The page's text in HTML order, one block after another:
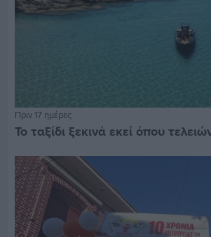
Πριν 17 ημέρες
Το ταξίδι ξεκινά εκεί όπου